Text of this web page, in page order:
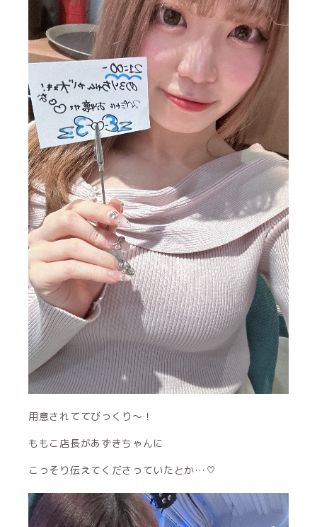
用意されててびっくり〜！
ももこ店長があずきちゃんに
こっそり伝えてくださっていたとか…♡